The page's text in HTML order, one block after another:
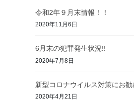
令和2年９月末情報！！
2020年11月6日
6月末の犯罪発生状況!!
2020年7月8日
新型コロナウイルス対策にお勧
2020年4月21日